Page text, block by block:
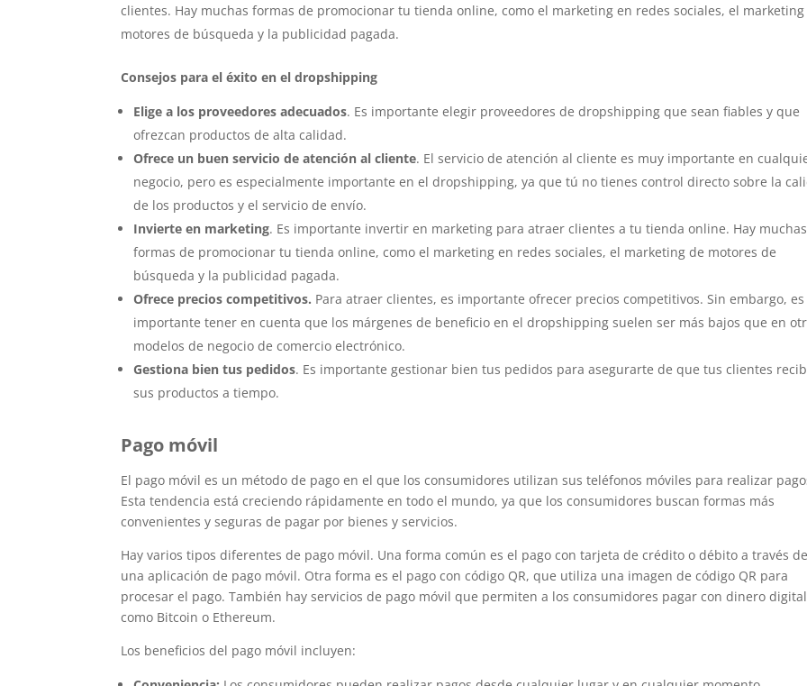
clientes. Hay muchas formas de promocionar tu tienda online, como el marketing en redes sociales, el marketing
motores de búsqueda y la publicidad pagada.
Consejos para el éxito en el dropshipping
Elige a los proveedores adecuados. Es importante elegir proveedores de dropshipping que sean fiables y que
ofrezcan productos de alta calidad.
Ofrece un buen servicio de atención al cliente. El servicio de atención al cliente es muy importante en
negocio, pero es especialmente importante en el dropshipping, ya que tú no tienes control directo sobre la
de los productos y el servicio de envío.
Invierte en marketing. Es importante invertir en marketing para atraer clientes a tu tienda online. Hay muchas
formas de promocionar tu tienda online, como el marketing en redes sociales, el marketing de motores de
búsqueda y la publicidad pagada.
Ofrece precios competitivos. Para atraer clientes, es importante ofrecer precios competitivos. Sin embargo, es
importante tener en cuenta que los márgenes de beneficio en el dropshipping suelen ser más bajos que en
modelos de negocio de comercio electrónico.
Gestiona bien tus pedidos. Es importante gestionar bien tus pedidos para asegurarte de que tus clientes
sus productos a tiempo.
Pago móvil
El pago móvil es un método de pago en el que los consumidores utilizan sus teléfonos móviles para realizar
Esta tendencia está creciendo rápidamente en todo el mundo, ya que los consumidores buscan formas más
convenientes y seguras de pagar por bienes y servicios.
Hay varios tipos diferentes de pago móvil. Una forma común es el pago con tarjeta de crédito o débito a través de
una aplicación de pago móvil. Otra forma es el pago con código QR, que utiliza una imagen de código QR para
procesar el pago. También hay servicios de pago móvil que permiten a los consumidores pagar con dinero
como Bitcoin o Ethereum.
Los beneficios del pago móvil incluyen: